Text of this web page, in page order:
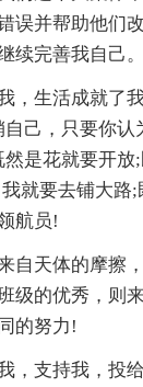
误并帮助他们
续完善我自己。
，生活成就了
自己，只要你
然是花就要开
就要去铺大路
航员!
自天体的摩擦
级的优秀，则
的努力!
，支持我，投